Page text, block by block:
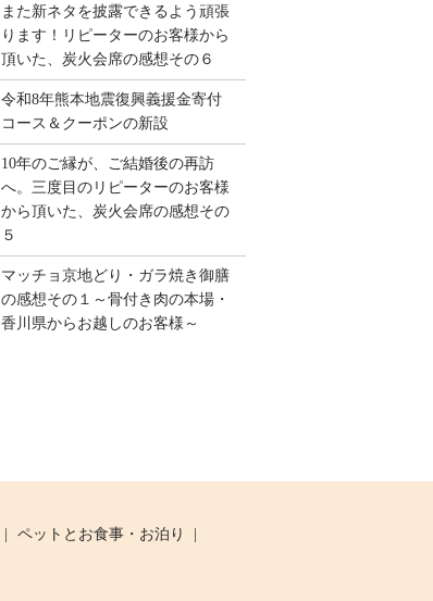
また新ネタを披露できるよう頑張
ります！リピーターのお客様から
頂いた、炭火会席の感想その６
令和8年熊本地震復興義援金寄付
コース＆クーポンの新設
10年のご縁が、ご結婚後の再訪
へ。三度目のリピーターのお客様
から頂いた、炭火会席の感想その
５
マッチョ京地どり・ガラ焼き御膳
の感想その１～骨付き肉の本場・
香川県からお越しのお客様～
ペットとお食事・お泊り